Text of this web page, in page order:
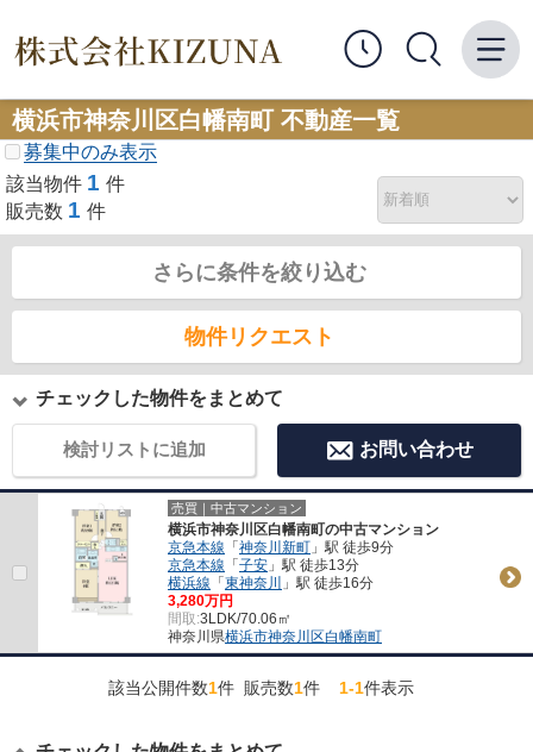
横浜市神奈川区白幡南町 不動産一覧
募集中のみ表示
該当物件 1 件
販売数 1 件
さらに条件を絞り込む
物件リクエスト
チェックした物件をまとめて
検討リストに追加 お問い合わせ
売買｜中古マンション
横浜市神奈川区白幡南町の中古マンション
京急本線 「神奈川新町 」駅 徒歩9分
京急本線 「子安 」駅 徒歩13分
横浜線 「東神奈川
」駅 徒歩16分
3,280万円
間取:3LDK/70.06㎡
神奈川県横浜市神奈川区白幡南町
該当公開件数1件 販売数1件1-1件表示